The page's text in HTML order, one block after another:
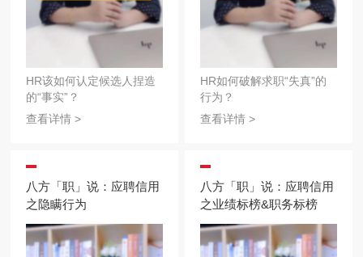
HR该如何认定候选人捏造
的“事实”？
查看详情 >
HR如何破解求职“失真”的
行为？
查看详情 >
八方「职」说：应聘信用
之隐瞒行为
八方「职」说：应聘信用
之业绩标榜&职务标榜